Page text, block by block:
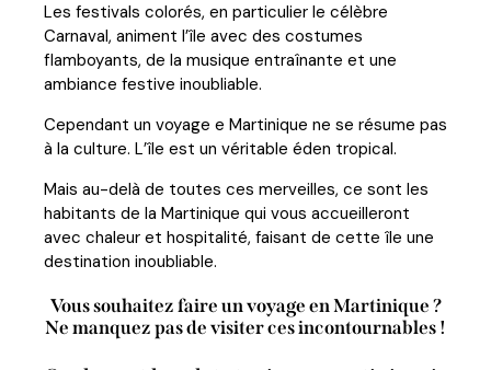
Les festivals colorés, en particulier le célèbre
Carnaval, animent l’île avec des costumes
flamboyants, de la musique entraînante et une
ambiance festive inoubliable.
Cependant un voyage e Martinique ne se résume pas
à la culture. L’île est un véritable éden tropical.
Mais au-delà de toutes ces merveilles, ce sont les
habitants de la Martinique qui vous accueilleront
avec chaleur et hospitalité, faisant de cette île une
destination inoubliable.
Vous souhaitez faire un voyage en Martinique ?
Ne manquez pas de visiter ces incontournables !